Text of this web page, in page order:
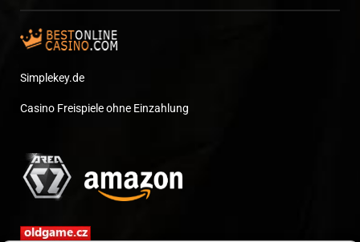
Simplekey.de
Casino Freispiele ohne Einzahlung